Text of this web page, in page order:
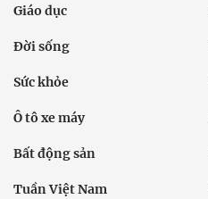
Giáo dục
Đời sống
Sức khỏe
Ô tô xe máy
Bất động sản
Tuần Việt Nam